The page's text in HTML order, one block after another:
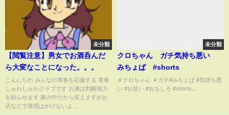
未分類
【閲覧注意】男女でお酒呑んだ
ら大変なことになった。。。
こんにちわ みんなの青春を応援する 青春
しゅわしゅわクラブです お酒は判断能力
を鈍らせます 家の中だから笑えますがお
店などで迷惑はかけないよ...
未分類
クロちゃん ガチ気持ち悪い
みちょぱ #shorts
＃クロちゃん ＃ガチ#みちょぱ #気持ち悪
い #お笑い #おもしろ #shorts...